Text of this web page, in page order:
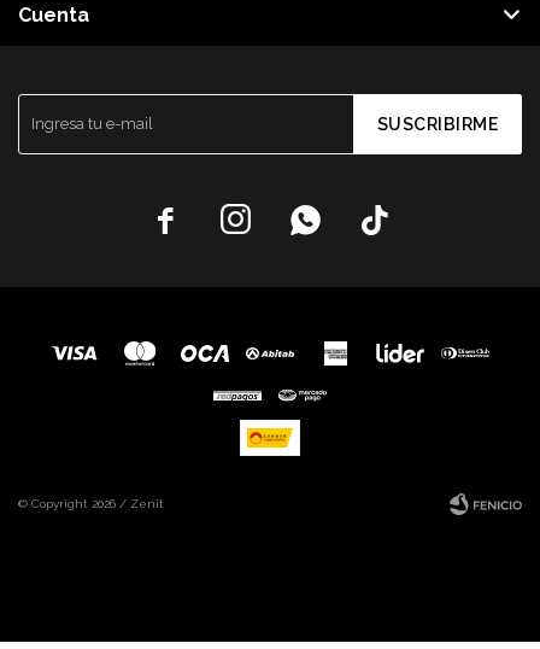
SUSCRIBIRME
   
Cuenta
© Copyright 2026 / Zenit